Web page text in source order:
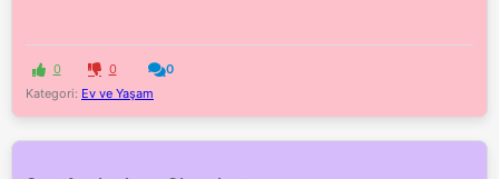
0 0
0
Kategori: Ev ve Yaşam